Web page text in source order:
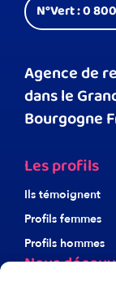
N°Vert : 0
Agence de
dans le
Bourgogne
Les profils
Ils témoignent
Profils femmes
Profils hommes
Nous